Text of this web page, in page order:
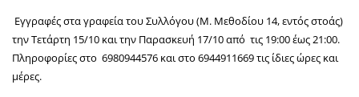
Εγγραφές στα γραφεία του Συλλόγου (Μ. Μεθοδίου 14, εντός στοάς)
την Τετάρτη 15/10 και την Παρασκευή 17/10 από τις 19:00 έως 21:00.
Πληροφορίες στο 6980944576 και στο 6944911669 τις ίδιες ώρες και
μέρες.